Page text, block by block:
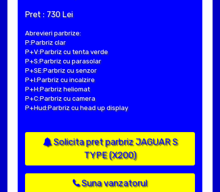
Pret : 730 Lei
Abrevieri parbrize:
P:Parbriz clar
P+V:Parbriz cu tenta verde
P+S:Parbriz cu parasolar
P+SE:Parbriz cu senzor
P+I:Parbriz cu incalzire
P+H:Parbriz heliomat
P+C:Parbriz cu camera
P+Hud:Parbriz cu head up display
Solicita pret parbriz JAGUAR S
TYPE (X200)
Suna vanzatorul